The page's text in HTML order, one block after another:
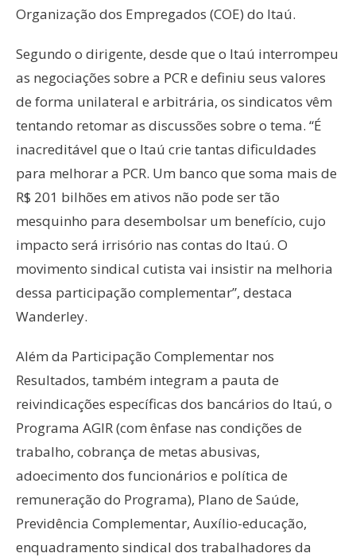
Organização dos Empregados (COE) do Itaú.
Segundo o dirigente, desde que o Itaú interrompeu
as negociações sobre a PCR e definiu seus valores
de forma unilateral e arbitrária, os sindicatos vêm
tentando retomar as discussões sobre o tema. “É
inacreditável que o Itaú crie tantas dificuldades
para melhorar a PCR. Um banco que soma mais de
R$ 201 bilhões em ativos não pode ser tão
mesquinho para desembolsar um benefício, cujo
impacto será irrisório nas contas do Itaú. O
movimento sindical cutista vai insistir na melhoria
dessa participação complementar”, destaca
Wanderley.
Além da Participação Complementar nos
Resultados, também integram a pauta de
reivindicações específicas dos bancários do Itaú, o
Programa AGIR (com ênfase nas condições de
trabalho, cobrança de metas abusivas,
adoecimento dos funcionários e política de
remuneração do Programa), Plano de Saúde,
Previdência Complementar, Auxílio-educação,
enquadramento sindical dos trabalhadores da